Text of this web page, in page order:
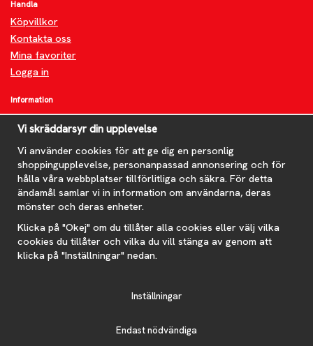
Handla
Köpvillkor
Kontakta oss
Mina favoriter
Logga in
Information
Om oss
FAQ
Nyheter
Nyhetsbrev
Om cookies
Prenumerera på nyhetsbrevet för våra bästa erbjudanden och
nyheter!
E-
postadress
Vi skräddarsyr din upplevelse
Vi använder cookies för att ge dig en personlig
shoppingupplevelse, personanpassad annonsering och för
hålla våra webbplatser tillförlitliga och säkra. För detta
ändamål samlar vi in information om användarna, deras
mönster och deras enheter.
Klicka på "Okej" om du tillåter alla cookies eller välj vilka
cookies du tillåter och vilka du vill stänga av genom att
klicka på "Inställningar" nedan.
Inställningar
Endast nödvändiga